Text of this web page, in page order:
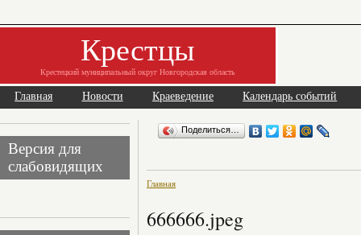
Крестцы
Крестецкий муниципальный округ Новгородская область
Главная Новости Краеведение Календарь событий
Версия для
слабовидящих
Поделиться…
Главная
666666.jpeg